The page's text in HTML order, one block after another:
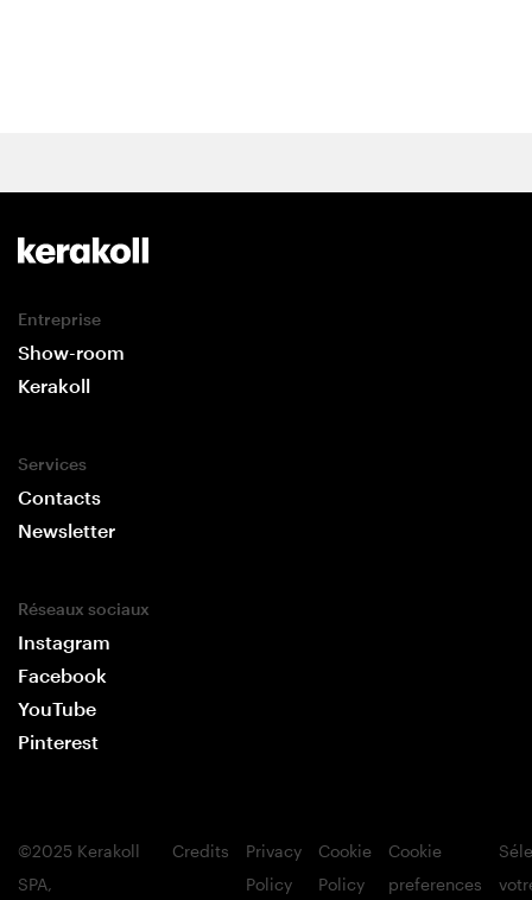
Entreprise
Show-room
Kerakoll
Services
Contacts
Newsletter
Réseaux sociaux
Instagram
Facebook
YouTube
Pinterest
©2025 Kerakoll
SPA,
Credits
Privacy
Policy
Cookie
Policy
Cookie
preferences